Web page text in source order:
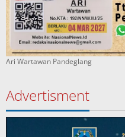
Ari Wartawan Pandeglang
Advertisment